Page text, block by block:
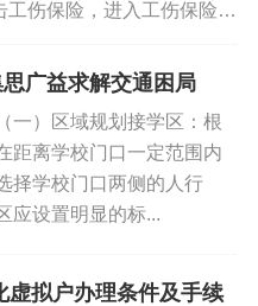
工伤保险，进入工伤保险系
定，点击劳动能力鉴定申
鉴定申请主要包含五个...
广益求解交通困局
一）区域规划接学区：根
距离学校门口一定范围内
择学校门口两侧的人行
应设置明显的标...
虚拟户办理条件及手续